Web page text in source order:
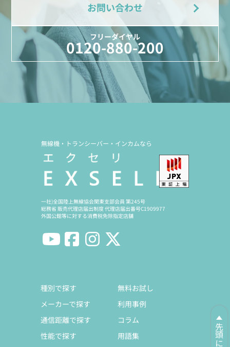
お問い合わせ
フリーダイヤル
0120-880-200
無線機・トランシーバー・インカムなら
一社)全国陸上無線協会関東支部会員 第245号
総務省 販売代理店届出制度 代理店届出番号C1909977
外国公館等に対する消費税免除指定店舗
種別で探す
メーカーで探す
通信距離で探す
性能で探す
無料お試し
利用事例
コラム
用語集